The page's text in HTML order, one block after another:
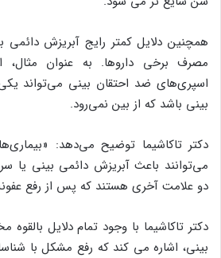
همچنین دلایل کمتر رایج آبریزش دائمی
مصرف برخی داروها. به عنوان
اسپری‌های ضد احتقان بینی می‌تواند
بینی باشد که از بین نمی‌رود.
دکتر تاکاشیما توضیح می‌دهد:
می‌توانند باعث آبریزش دائمی بینی یا
دو علامت آخری هستند که پس از رفع
دکتر تاکاشیما با وجود تمام دلایل
بینی، اشاره می کند که رفع مشکل با